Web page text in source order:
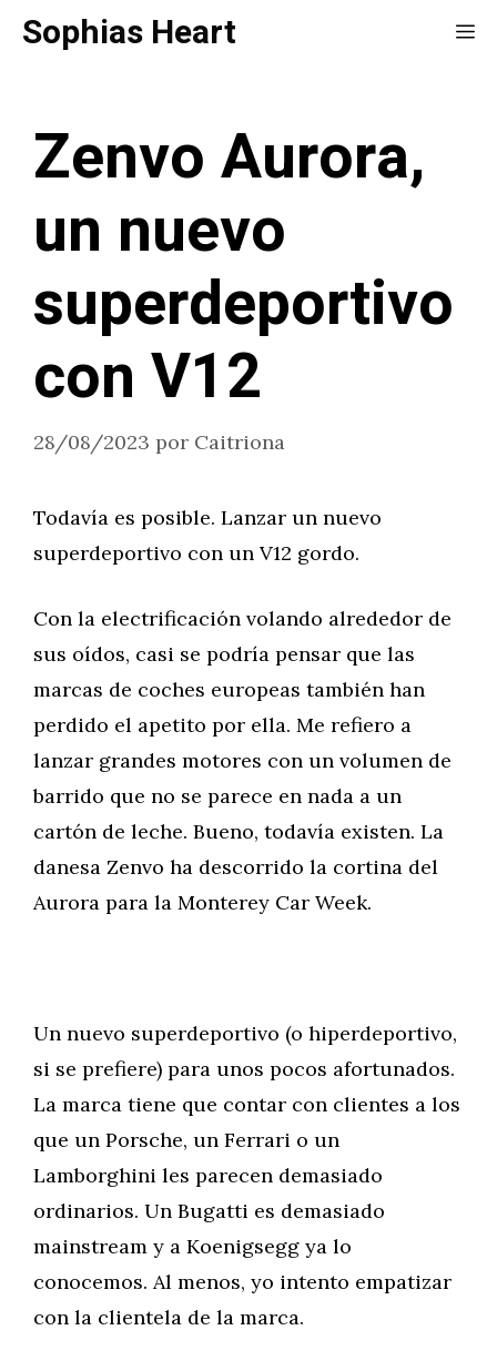
SaltarSophias Heart
Zenvo Aurora,
un nuevo
superdeportivo
con V12
28/08/2023 por Caitriona
Todavía es posible. Lanzar un nuevo
superdeportivo con un V12 gordo.
Con la electrificación volando alrededor de
sus oídos, casi se podría pensar que las
marcas de coches europeas también han
perdido el apetito por ella. Me refiero a
lanzar grandes motores con un volumen de
barrido que no se parece en nada a un
cartón de leche. Bueno, todavía existen. La
danesa Zenvo ha descorrido la cortina del
Aurora para la Monterey Car Week.
Un nuevo superdeportivo (o hiperdeportivo,
si se prefiere) para unos pocos afortunados.
La marca tiene que contar con clientes a los
que un Porsche, un Ferrari o un
Lamborghini les parecen demasiado
ordinarios. Un Bugatti es demasiado
mainstream y a Koenigsegg ya lo
conocemos. Al menos, yo intento empatizar
con la clientela de la marca.